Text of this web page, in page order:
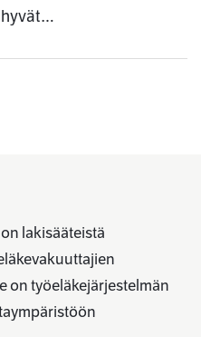
lakisääteistä
on työeläkejärjestelmän